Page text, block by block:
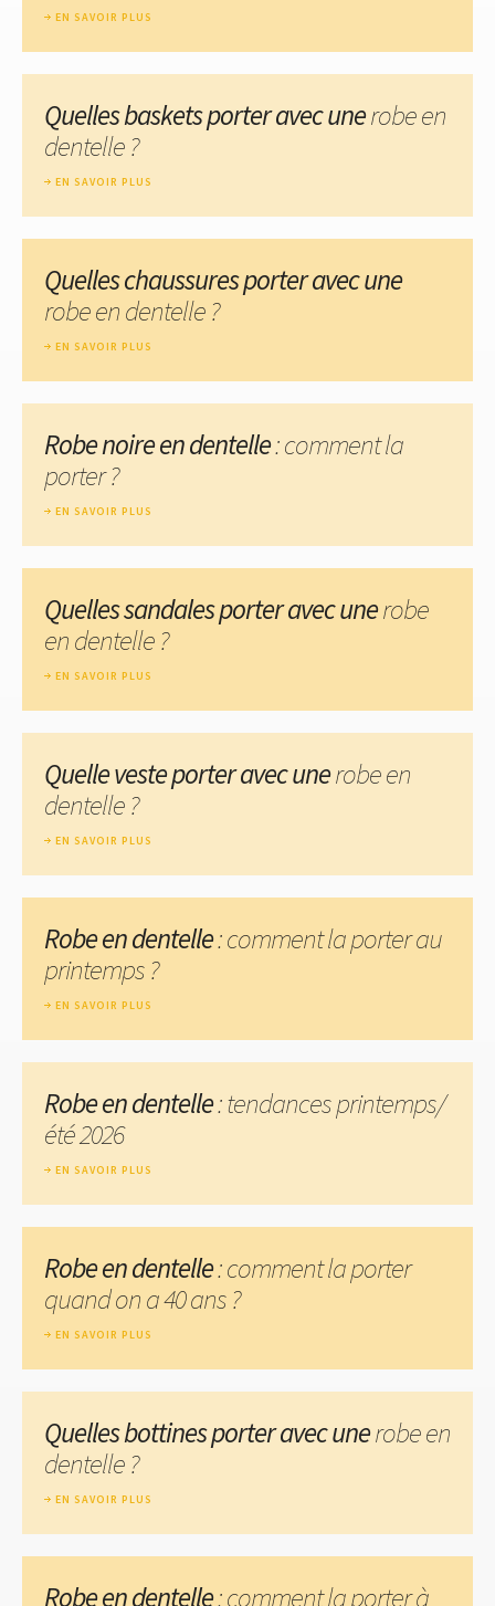
EN SAVOIR PLUS
Quelles baskets porter avec unerobe en
dentelle ?
EN SAVOIR PLUS
Quelles chaussures porter avec une
robe en dentelle ?
EN SAVOIR PLUS
Robe noire en dentelle: comment la
porter ?
EN SAVOIR PLUS
Quelles sandales porter avec unerobe
en dentelle ?
EN SAVOIR PLUS
Quelle veste porter avec unerobe en
dentelle ?
EN SAVOIR PLUS
Robe en dentelle: comment la porter au
printemps ?
EN SAVOIR PLUS
Robe en dentelle: tendances printemps/
été 2026
EN SAVOIR PLUS
Robe en dentelle: comment la porter
quand on a 40 ans ?
EN SAVOIR PLUS
Quelles bottines porter avec unerobe en
dentelle ?
EN SAVOIR PLUS
Robe en dentelle: comment la porter à